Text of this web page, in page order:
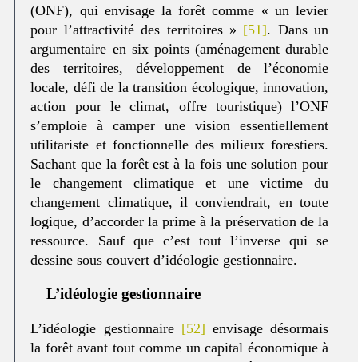
(ONF), qui envisage la forêt comme « un levier
pour l’attractivité des territoires » [51]. Dans un
argumentaire en six points (aménagement durable
des territoires, développement de l’économie
locale, défi de la transition écologique, innovation,
action pour le climat, offre touristique) l’ONF
s’emploie à camper une vision essentiellement
utilitariste et fonctionnelle des milieux forestiers.
Sachant que la forêt est à la fois une solution pour
le changement climatique et une victime du
changement climatique, il conviendrait, en toute
logique, d’accorder la prime à la préservation de la
ressource. Sauf que c’est tout l’inverse qui se
dessine sous couvert d’idéologie gestionnaire.
L’idéologie gestionnaire
L’idéologie gestionnaire [52] envisage désormais
la forêt avant tout comme un capital économique à